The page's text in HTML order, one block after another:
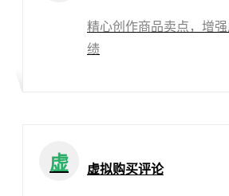
精心创作商品卖点，增
绩
虚 虚拟购买评论